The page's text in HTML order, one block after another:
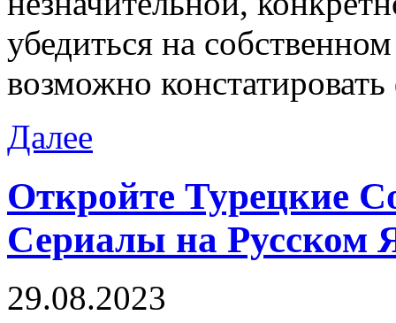
убедиться на
возможно
Далее
Откройте Турецкие
Сериалы на Русском
29.08.2023